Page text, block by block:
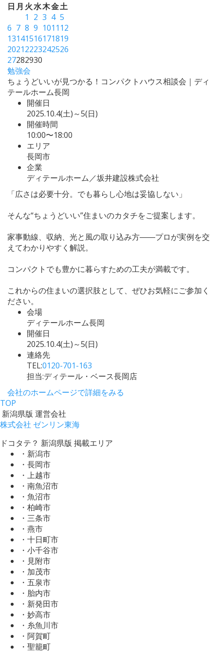
日 月 火水木金土
1 2 3 4 5
6 7 8 9 1011 12
13141516171819
20212223242526
27282930
勉強会
ちょうどいいが見つかる！コンパクトハウス相談会｜ディ
テールホーム長岡
開催日
2025.10.4(土)～5(日)
開催時間
10:00〜18:00
エリア
長岡市
企業
ディテールホーム／坂井建設株式会社
「広さは必要十分。でも暮らし心地は妥協しない」
そんな“ちょうどいい”住まいのカタチをご提案します。
家事動線、収納、光と風の取り込み方――プロが実例を交
えてわかりやすく解説。
コンパクトでも豊かに暮らすための工夫が満載です。
これからの住まいの選択肢として、ぜひお気軽にご参加く
ださい。
会場
ディテールホーム長岡
開催日
2025.10.4(土)～5(日)
連絡先
TEL:0120-701-163
担当:ディテール・ベース長岡店
会社のホームページで詳細をみる
TOP
新潟県版 運営会社
株式会社 ゼンリン東海
ドコタテ？ 新潟県版 掲載エリア
・新潟市
・長岡市
・上越市
・南魚沼市
・魚沼市
・柏崎市
・三条市
・燕市
・十日町市
・小千谷市
・見附市
・加茂市
・五泉市
・胎内市
・新発田市
・妙高市
・糸魚川市
・阿賀町
・聖籠町